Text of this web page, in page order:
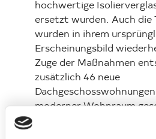
hochwertige
ersetzt wurden. Auch die
wurden in ihrem
Erscheinungsbild
Zuge der Maßnahmen
zusätzlich 46 neue
moderner Wohnraum